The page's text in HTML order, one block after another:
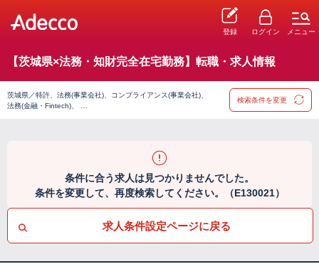
登録 ログイン メニュー
【茨城県×法務・知財完全在宅勤務】転職・求人情報
茨城県／特許、法務(事業会社)、コンプライアンス(事業会社)、
法務(金融・Fintech)、 …
検索条件を変更
条件に合う求人は見つかりませんでした。
条件を変更して、再度検索してください。（E130021）
求人条件設定ページに戻る